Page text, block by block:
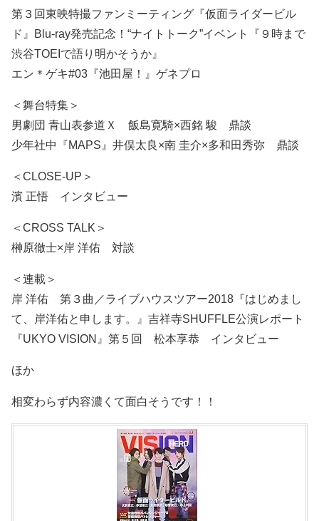
第３回東映特撮ファンミーティング『仮面ライダービル
ド』Blu-ray発売記念！“ナイトトーク”イベント『９時まで
渋谷TOEIで語り明かそうか』
エン＊ゲキ#03『池田屋！』ゲネプロ
＜舞台特集＞
男劇団 青山表参道Ｘ 飯島寛騎×西銘 駿 鼎談
少年社中『MAPS』井俣太良×南 圭介×多和田秀弥 鼎談
＜CLOSE-UP＞
濱 正悟 インタビュー
＜CROSS TALK＞
榊原徹士×岸 洋佑 対談
＜連載＞
岸 洋佑 第３曲／ライブハウスツアー2018『はじめまし
て、岸洋佑と申します。』吉祥寺SHUFFLE公演レポート
『UKYO VISION』第５回 松本享恭 インタビュー
ほか
相変わらず内容濃くて面白そうです！！